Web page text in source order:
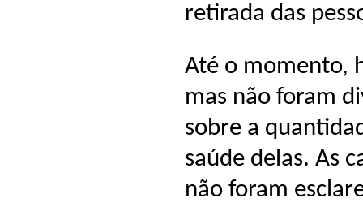
retirada das
Até o momento,
mas não foram
sobre a
saúde delas. As
não foram